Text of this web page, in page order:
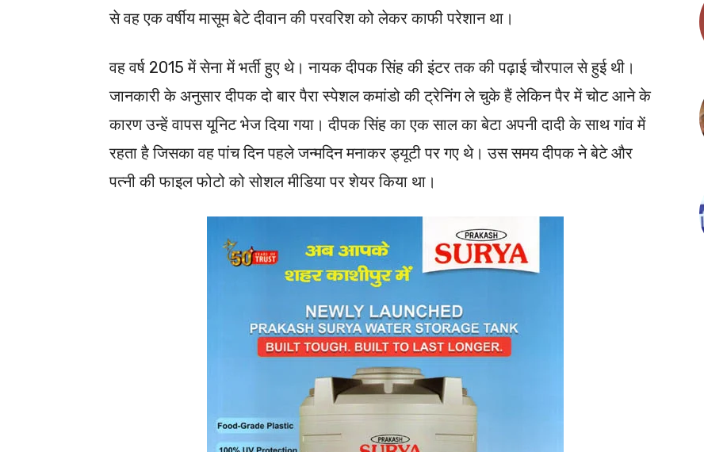
से वह एक वर्षीय मासूम बेटे दीवान की परवरिश को लेकर काफी परेशान था।
वह वर्ष 2015 में सेना में भर्ती हुए थे। नायक दीपक सिंह की इंटर तक की पढ़ाई चौरपाल से हुई थी।
जानकारी के अनुसार दीपक दो बार पैरा स्पेशल कमांडो की ट्रेनिंग ले चुके हैं लेकिन पैर में चोट आने के
कारण उन्हें वापस यूनिट भेज दिया गया। दीपक सिंह का एक साल का बेटा अपनी दादी के साथ गांव में
रहता है जिसका वह पांच दिन पहले जन्मदिन मनाकर ड्यूटी पर गए थे। उस समय दीपक ने बेटे और
पत्नी की फाइल फोटो को सोशल मीडिया पर शेयर किया था।